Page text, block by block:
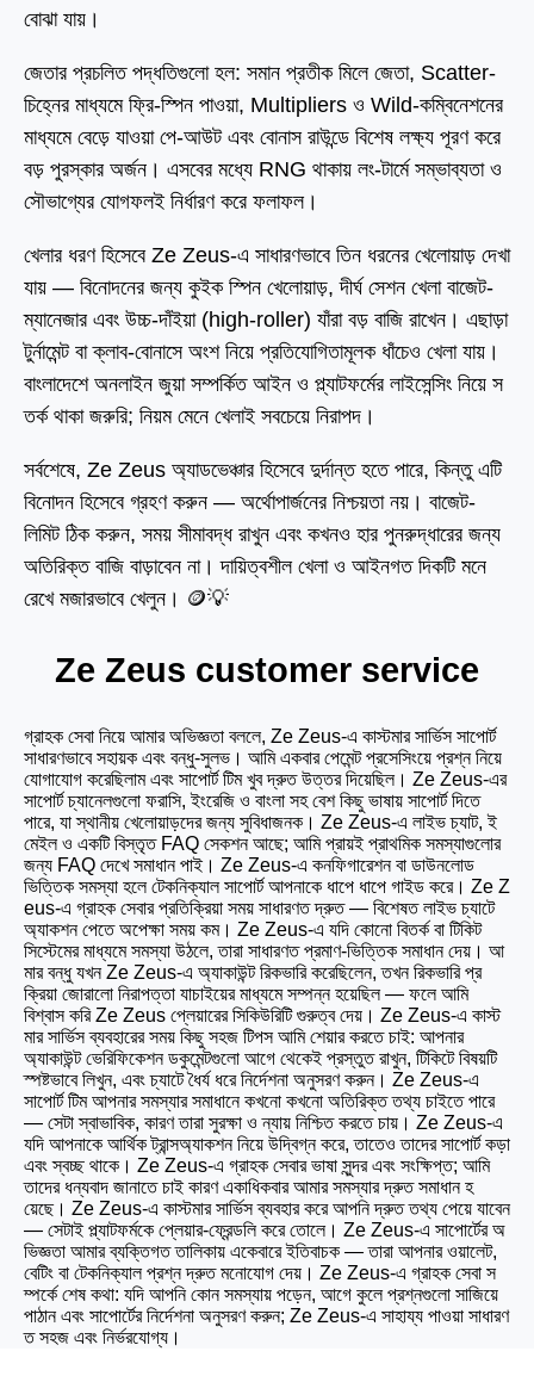
বোঝা যায়।
জেতার প্রচলিত পদ্ধতিগুলো হল: সমান প্রতীক মিলে জেতা, Scatter-
চিহ্নের মাধ্যমে ফ্রি-স্পিন পাওয়া, Multipliers ও Wild-কম্বিনেশনের
মাধ্যমে বেড়ে যাওয়া পে-আউট এবং বোনাস রাউন্ডে বিশেষ লক্ষ্য পূরণ করে
বড় পুরস্কার অর্জন। এসবের মধ্যে RNG থাকায় লং-টার্মে সম্ভাব্যতা ও
সৌভাগ্যের যোগফলই নির্ধারণ করে ফলাফল।
খেলার ধরণ হিসেবে Ze Zeus-এ সাধারণভাবে তিন ধরনের খেলোয়াড় দেখা
যায় — বিনোদনের জন্য কুইক স্পিন খেলোয়াড়, দীর্ঘ সেশন খেলা বাজেট-
ম্যানেজার এবং উচ্চ-দাঁইয়া (high-roller) যাঁরা বড় বাজি রাখেন। এছাড়া
টুর্নামেন্ট বা ক্লাব-বোনাসে অংশ নিয়ে প্রতিযোগিতামূলক ধাঁচেও খেলা যায়।
বাংলাদেশে অনলাইন জুয়া সম্পর্কিত আইন ও প্ল্যাটফর্মের লাইসেন্সিং নিয়ে স
তর্ক থাকা জরুরি; নিয়ম মেনে খেলাই সবচেয়ে নিরাপদ।
সর্বশেষে, Ze Zeus অ্যাডভেঞ্চার হিসেবে দুর্দান্ত হতে পারে, কিন্তু এটি
বিনোদন হিসেবে গ্রহণ করুন — অর্থোপার্জনের নিশ্চয়তা নয়। বাজেট-
লিমিট ঠিক করুন, সময় সীমাবদ্ধ রাখুন এবং কখনও হার পুনরুদ্ধারের জন্য
অতিরিক্ত বাজি বাড়াবেন না। দায়িত্বশীল খেলা ও আইনগত দিকটি মনে
রেখে মজারভাবে খেলুন। 🪙💡
Ze Zeus customer service
গ্রাহক সেবা নিয়ে আমার অভিজ্ঞতা বললে, Ze Zeus-এ কাস্টমার সার্ভিস সাপোর্ট
সাধারণভাবে সহায়ক এবং বন্ধু-সুলভ। আমি একবার পেমেন্ট প্রসেসিংয়ে প্রশ্ন নিয়ে
যোগাযোগ করেছিলাম এবং সাপোর্ট টিম খুব দ্রুত উত্তর দিয়েছিল। Ze Zeus-এর
সাপোর্ট চ্যানেলগুলো ফরাসি, ইংরেজি ও বাংলা সহ বেশ কিছু ভাষায় সাপোর্ট দিতে
পারে, যা স্থানীয় খেলোয়াড়দের জন্য সুবিধাজনক। Ze Zeus-এ লাইভ চ্যাট, ই
মেইল ও একটি বিস্তৃত FAQ সেকশন আছে; আমি প্রায়ই প্রাথমিক সমস্যাগুলোর
জন্য FAQ দেখে সমাধান পাই। Ze Zeus-এ কনফিগারেশন বা ডাউনলোড
ভিত্তিক সমস্যা হলে টেকনিক্যাল সাপোর্ট আপনাকে ধাপে ধাপে গাইড করে। Ze Z
eus-এ গ্রাহক সেবার প্রতিক্রিয়া সময় সাধারণত দ্রুত — বিশেষত লাইভ চ্যাটে
অ্যাকশন পেতে অপেক্ষা সময় কম। Ze Zeus-এ যদি কোনো বিতর্ক বা টিকিট
সিস্টেমের মাধ্যমে সমস্যা উঠলে, তারা সাধারণত প্রমাণ-ভিত্তিক সমাধান দেয়। আ
মার বন্ধু যখন Ze Zeus-এ অ্যাকাউন্ট রিকভারি করেছিলেন, তখন রিকভারি প্র
ক্রিয়া জোরালো নিরাপত্তা যাচাইয়ের মাধ্যমে সম্পন্ন হয়েছিল — ফলে আমি
বিশ্বাস করি Ze Zeus প্লেয়ারের সিকিউরিটি গুরুত্ব দেয়। Ze Zeus-এ কাস্ট
মার সার্ভিস ব্যবহারের সময় কিছু সহজ টিপস আমি শেয়ার করতে চাই: আপনার
অ্যাকাউন্ট ভেরিফিকেশন ডকুমেন্টগুলো আগে থেকেই প্রস্তুত রাখুন, টিকিটে বিষয়টি
স্পষ্টভাবে লিখুন, এবং চ্যাটে ধৈর্য ধরে নির্দেশনা অনুসরণ করুন। Ze Zeus-এ
সাপোর্ট টিম আপনার সমস্যার সমাধানে কখনো কখনো অতিরিক্ত তথ্য চাইতে পারে
— সেটা স্বাভাবিক, কারণ তারা সুরক্ষা ও ন্যায় নিশ্চিত করতে চায়। Ze Zeus-এ
যদি আপনাকে আর্থিক ট্রান্সঅ্যাকশন নিয়ে উদ্বিগ্ন করে, তাতেও তাদের সাপোর্ট কড়া
এবং স্বচ্ছ থাকে। Ze Zeus-এ গ্রাহক সেবার ভাষা সুন্দর এবং সংক্ষিপ্ত; আমি
তাদের ধন্যবাদ জানাতে চাই কারণ একাধিকবার আমার সমস্যার দ্রুত সমাধান হ
য়েছে। Ze Zeus-এ কাস্টমার সার্ভিস ব্যবহার করে আপনি দ্রুত তথ্য পেয়ে যাবেন
— সেটাই প্ল্যাটফর্মকে প্লেয়ার-ফ্রেন্ডলি করে তোলে। Ze Zeus-এ সাপোর্টের অ
ভিজ্ঞতা আমার ব্যক্তিগত তালিকায় একেবারে ইতিবাচক — তারা আপনার ওয়ালেট,
বেটিং বা টেকনিক্যাল প্রশ্ন দ্রুত মনোযোগ দেয়। Ze Zeus-এ গ্রাহক সেবা স
ম্পর্কে শেষ কথা: যদি আপনি কোন সমস্যায় পড়েন, আগে কুলে প্রশ্নগুলো সাজিয়ে
পাঠান এবং সাপোর্টের নির্দেশনা অনুসরণ করুন; Ze Zeus-এ সাহায্য পাওয়া সাধারণ
ত সহজ এবং নির্ভরযোগ্য।